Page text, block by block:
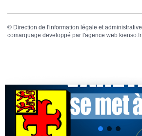
© Direction de l'information légale et administrative
comarquage developpé par l'agence web kienso.fr